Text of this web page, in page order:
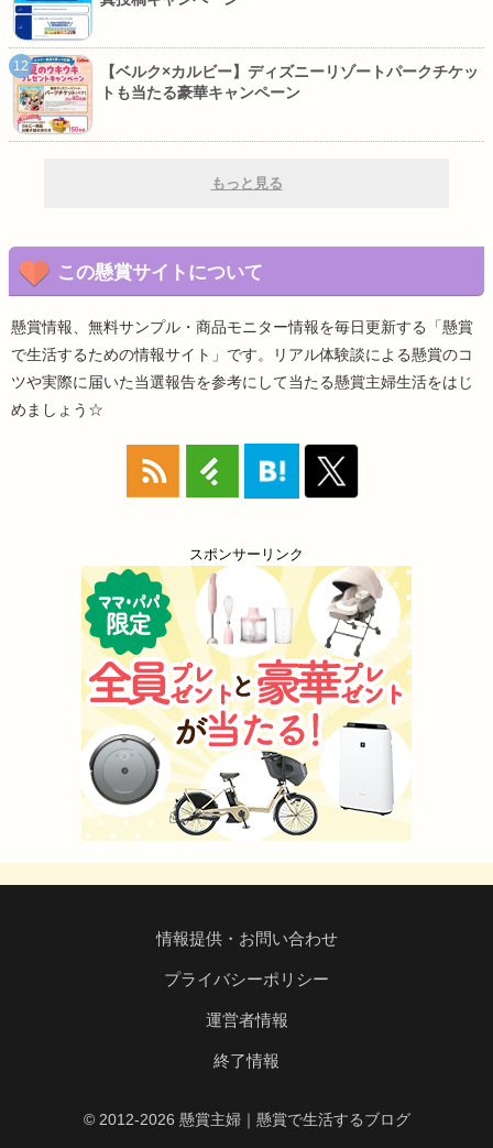
【ベルク×カルビー】ディズニーリゾートパークチケッ
トも当たる豪華キャンペーン
もっと見る
この懸賞サイトについて
懸賞情報、無料サンプル・商品モニター情報を毎日更新する「懸賞
で生活するための情報サイト」です。リアル体験談による懸賞のコ
ツや実際に届いた当選報告を参考にして当たる懸賞主婦生活をはじ
めましょう☆
スポンサーリンク
情報提供・お問い合わせ
プライバシーポリシー
運営者情報
終了情報
© 2012-2026 懸賞主婦｜懸賞で生活するブログ